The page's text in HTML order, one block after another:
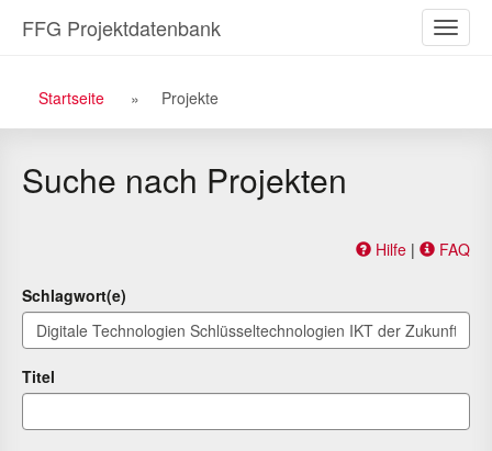
den
Inhalt
ein-/
FFG Projektdatenbank
Breadcrumb
Navigation
Startseite Projekte
Suche nach Projekten
Hilfe | FAQ
Schlagwort(e)
Titel